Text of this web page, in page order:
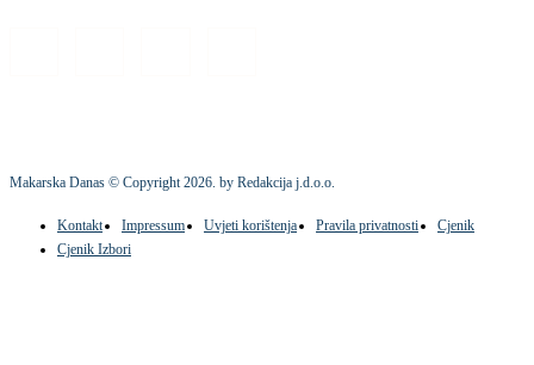
Makarska Danas © Copyright2026. by Redakcija j.d.o.o.
Kontakt Impressum Uvjeti korištenja Pravila privatnosti
Cjenik
Cjenik Izbori